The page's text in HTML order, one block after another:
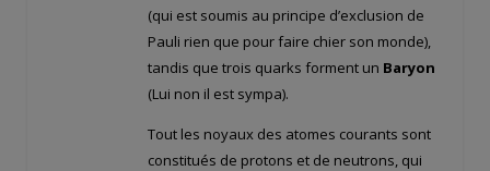
(qui est soumis au principe d’exclusion de
Pauli rien que pour faire chier son monde),
tandis que trois quarks forment un Baryon
(Lui non il est sympa).
Tout les noyaux des atomes courants sont
constitués de protons et de neutrons, qui